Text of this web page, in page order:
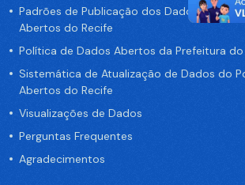
Padrões de Publicação dos Dados no
Abertos do Recife
Política de Dados Abertos da Prefeitura do
Sistemática de Atualização de Dados do
Abertos do Recife
Visualizações de Dados
Perguntas Frequentes
Agradecimentos